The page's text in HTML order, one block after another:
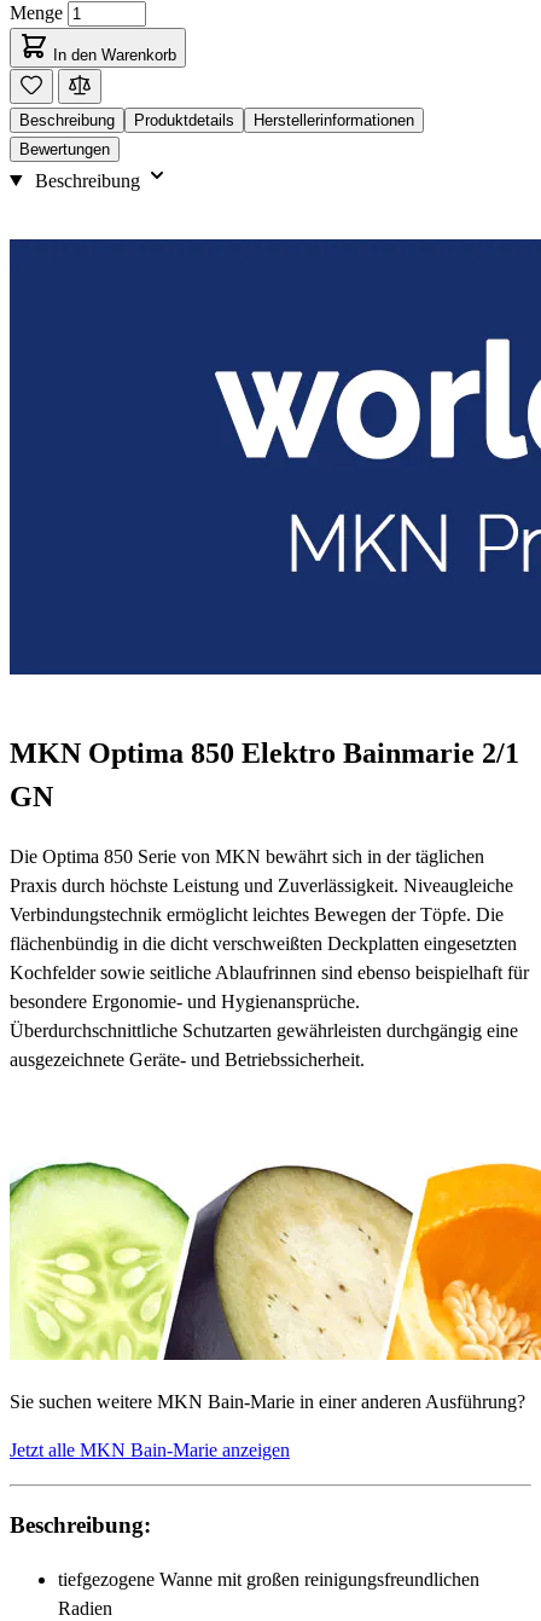
Menge
In den Warenkorb
Beschreibung Produktdetails
Herstellerinformationen
Bewertungen
Beschreibung
MKN Optima 850 Elektro Bainmarie 2/1
GN
Die Optima 850 Serie von MKN bewährt sich in der täglichen
Praxis durch höchste Leistung und Zuverlässigkeit. Niveaugleiche
Verbindungstechnik ermöglicht leichtes Bewegen der Töpfe. Die
flächenbündig in die dicht verschweißten Deckplatten eingesetzten
Kochfelder sowie seitliche Ablaufrinnen sind ebenso beispielhaft für
besondere Ergonomie- und Hygienansprüche.
Überdurchschnittliche Schutzarten gewährleisten durchgängig eine
ausgezeichnete Geräte- und Betriebssicherheit.
Sie suchen weitere MKN Bain-Marie in einer anderen Ausführung?
Jetzt alle MKN Bain-Marie anzeigen
Beschreibung:
tiefgezogene Wanne mit großen reinigungsfreundlichen
Radien